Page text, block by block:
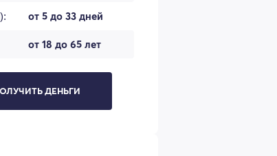
от 5 до 33 дней
от 18 до 65 лет
ДЕНЬГИ